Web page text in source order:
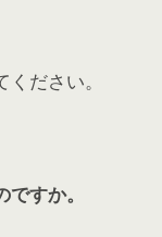
ださい。
すか。